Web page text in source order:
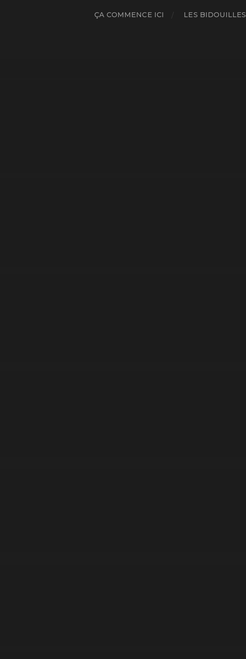
ÇA COMMENCE ICI LES BIDOUILLES